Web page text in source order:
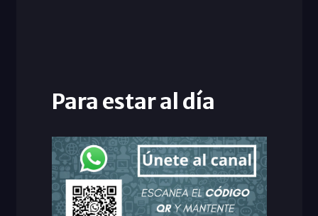
Para estar al día